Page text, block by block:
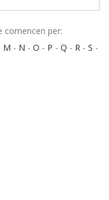
comencen per:
M - N - O - P - Q - R - S -